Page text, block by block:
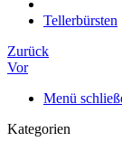
Tellerbürsten
Zurück
Vor
Menü
Kategorien